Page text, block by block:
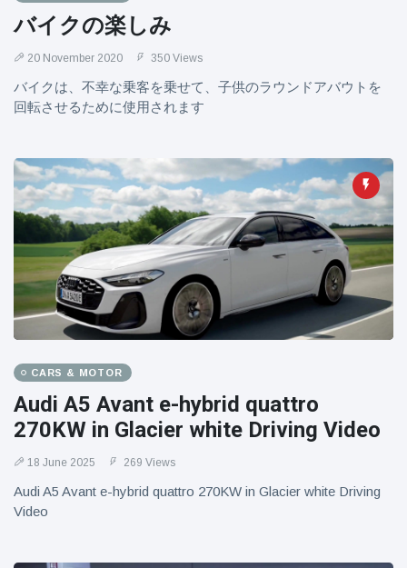
バイクの楽しみ
20 November 2020 350 Views
バイクは、不幸な乗客を乗せて、子供のラウンドアバウトを
回転させるために使用されます
CARS & MOTOR
Audi A5 Avant e-hybrid quattro
270KW in Glacier white Driving Video
18 June 2025 269 Views
Audi A5 Avant e-hybrid quattro 270KW in Glacier white Driving
Video